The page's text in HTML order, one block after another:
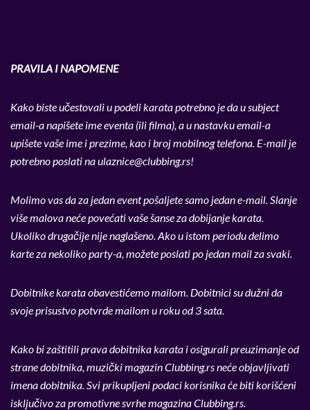
PRAVILA I NAPOMENE
Kako biste učestovali u podeli karata potrebno je da u subject
email-a napišete ime eventa (ili filma), a u nastavku email-a
upišete vaše ime i prezime, kao i broj mobilnog telefona. E-mail je
potrebno poslati naulaznice@clubbing.rs!
Molimo vas da za jedan event pošaljete samo jedan e-mail. Slanje
više malova neće povećati vaše šanse za dobijanje karata.
Ukoliko drugačije nije naglašeno. Ako u istom periodu delimo
karte za nekoliko party-a, možete poslati po jedan mail za svaki.
Dobitnike karata obavestićemo mailom. Dobitnici su dužni da
svoje prisustvo potvrde mailom u roku od 3 sata.
Kako bi zaštitili prava dobitnika karata i osigurali preuzimanje od
strane dobitnika, muzički magazin Clubbing.rs neće objavljivati
imena dobitnika. Svi prikupljeni podaci korisnika će biti korišćeni
isključivo za promotivne svrhe magazina Clubbing.rs.